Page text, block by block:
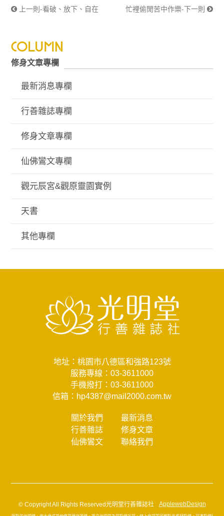
上一則-看破、放下、自在 忙裡偷閒苦中作樂-下一則
修身文章專欄
最新消息專欄
行善雜誌專欄
修身文章專欄
仙佛鸞文專欄
觀元辰宮&觀原靈園實例
天書
其他專欄
地址：桃園市八德區和強路123號
服務專線： 03-3611000
手機撥打： 03-3611000
信箱： hp4387@mail2000.com.tw
關於我們
最新消息
行善雜誌
修身文章
仙佛鸞文
聯絡我們
© Copyright All Rights Reserved光明堂行善雜誌社 ApplewebDesign